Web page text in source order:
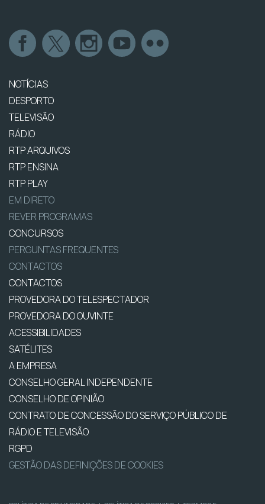
NOTÍCIAS
DESPORTO
TELEVISÃO
RÁDIO
RTP ARQUIVOS
RTP ENSINA
RTP PLAY
EM DIRETO
REVER PROGRAMAS
CONCURSOS
PERGUNTAS FREQUENTES
CONTACTOS
CONTACTOS
PROVEDORA DO TELESPECTADOR
PROVEDORA DO OUVINTE
ACESSIBILIDADES
SATÉLITES
A EMPRESA
CONSELHO GERAL INDEPENDENTE
CONSELHO DE OPINIÃO
CONTRATO DE CONCESSÃO DO SERVIÇO PÚBLICO DE
RÁDIO E TELEVISÃO
RGPD
GESTÃO DAS DEFINIÇÕES DE COOKIES